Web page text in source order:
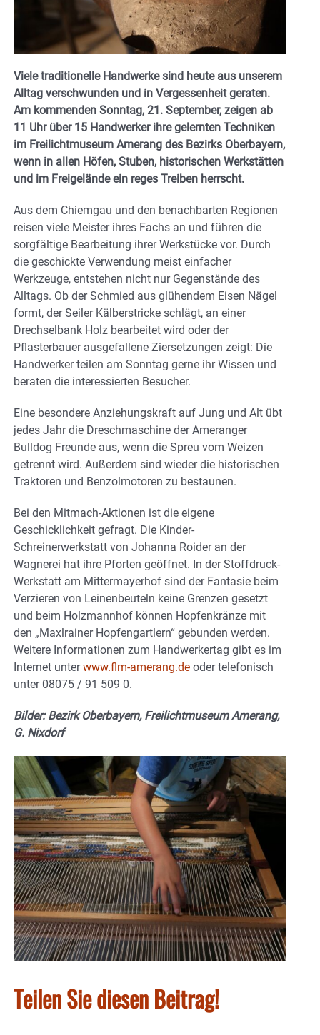
Viele traditionelle Handwerke sind heute aus unserem
Alltag verschwunden und in Vergessenheit geraten.
Am kommenden Sonntag, 21. September, zeigen ab
11 Uhr über 15 Handwerker ihre gelernten Techniken
im Freilichtmuseum Amerang des Bezirks Oberbayern,
wenn in allen Höfen, Stuben, historischen Werkstätten
und im Freigelände ein reges Treiben herrscht.
Aus dem Chiemgau und den benachbarten Regionen
reisen viele Meister ihres Fachs an und führen die
sorgfältige Bearbeitung ihrer Werkstücke vor. Durch
die geschickte Verwendung meist einfacher
Werkzeuge, entstehen nicht nur Gegenstände des
Alltags. Ob der Schmied aus glühendem Eisen Nägel
formt, der Seiler Kälberstricke schlägt, an einer
Drechselbank Holz bearbeitet wird oder der
Pflasterbauer ausgefallene Ziersetzungen zeigt: Die
Handwerker teilen am Sonntag gerne ihr Wissen und
beraten die interessierten Besucher.
Eine besondere Anziehungskraft auf Jung und Alt übt
jedes Jahr die Dreschmaschine der Ameranger
Bulldog Freunde aus, wenn die Spreu vom Weizen
getrennt wird. Außerdem sind wieder die historischen
Traktoren und Benzolmotoren zu bestaunen.
Bei den Mitmach-Aktionen ist die eigene
Geschicklichkeit gefragt. Die Kinder-
Schreinerwerkstatt von Johanna Roider an der
Wagnerei hat ihre Pforten geöffnet. In der Stoffdruck-
Werkstatt am Mittermayerhof sind der Fantasie beim
Verzieren von Leinenbeuteln keine Grenzen gesetzt
und beim Holzmannhof können Hopfenkränze mit
den „Maxlrainer Hopfengartlern“ gebunden werden.
Weitere Informationen zum Handwerkertag gibt es im
Internet unterwww.flm-amerang.de oder telefonisch
unter 08075 / 91 509 0.
Bilder: Bezirk Oberbayern, Freilichtmuseum Amerang,
G. Nixdorf
Teilen Sie diesen Beitrag!